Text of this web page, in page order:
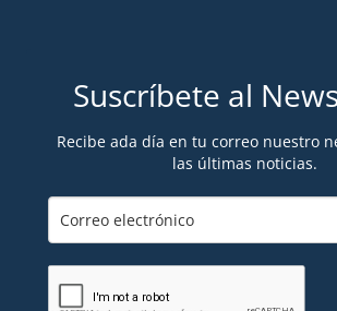
Suscríbete al
Recibe ada día en tu correo nuestro
las últimas noticias.